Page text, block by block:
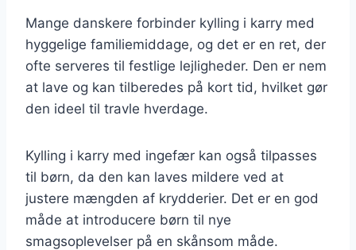
Mange danskere forbinder kylling i karry med
hyggelige familiemiddage, og det er en ret, der
ofte serveres til festlige lejligheder. Den er nem
at lave og kan tilberedes på kort tid, hvilket gør
den ideel til travle hverdage.
Kylling i karry med ingefær kan også tilpasses
til børn, da den kan laves mildere ved at
justere mængden af krydderier. Det er en god
måde at introducere børn til nye
smagsoplevelser på en skånsom måde.